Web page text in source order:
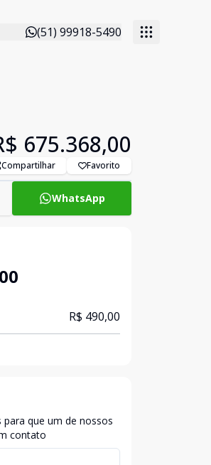
(51) 99918-5490
675.368,00
Compartilhar Favorito
WhatsApp
R$ 490,00
para que um de nossos
contato